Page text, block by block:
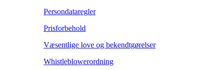
Persondataregler
Prisforbehold
Væsentlige love og bekendtgørelser
Whistleblowerordning